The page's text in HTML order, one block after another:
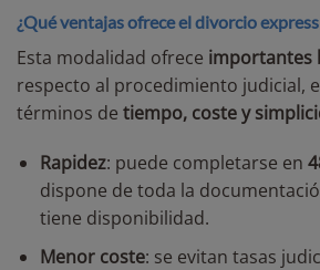
¿Qué ventajas ofrece el divorcio
Esta modalidad ofrece importantes
respecto al procedimiento judicial,
términos de tiempo, coste y
Rapidez: puede completarse en
dispone de toda la
tiene disponibilidad.
Menor coste: se evitan tasas